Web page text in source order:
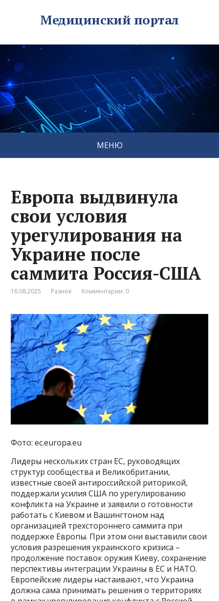
Медицинский портал
МЕНЮ
Европа выдвинула
свои условия
урегулирования на
Украине после
саммита Россия-США
16.08.2025 Разное Комментарии: 0
Фото: ec.europa.eu
Лидеры нескольких стран ЕС, руководящих
структур сообщества и Великобритании,
известные своей антироссийской риторикой,
поддержали усилия США по урегулированию
конфликта на Украине и заявили о готовности
работать с Киевом и Вашингтоном над
организацией трехстороннего саммита при
поддержке Европы. При этом они выставили свои
условия разрешения украинского кризиса –
продолжение поставок оружия Киеву, сохранение
перспективы интеграции Украины в ЕС и НАТО.
Европейские лидеры настаивают, что Украина
должна сама принимать решения о территориях